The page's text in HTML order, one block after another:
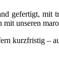
gefertigt,
unseren
kurzfristig –